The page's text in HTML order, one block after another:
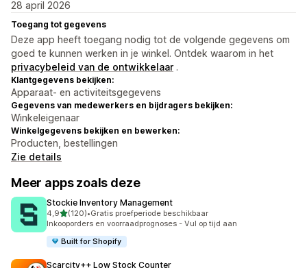
28 april 2026
Toegang tot gegevens
Deze app heeft toegang nodig tot de volgende gegevens om
goed te kunnen werken in je winkel. Ontdek waarom in het
privacybeleid van de ontwikkelaar .
Klantgegevens bekijken:
Apparaat- en activiteitsgegevens
Gegevens van medewerkers en bijdragers bekijken:
Winkeleigenaar
Winkelgegevens bekijken en bewerken:
Producten, bestellingen
Zie details
Meer apps zoals deze
Stockie Inventory Management
4,9van 5 sterren
(120)
120 recensies in totaal
•Gratis proefperiode beschikbaar
Inkooporders en voorraadprognoses - Vul op tijd aan
Built for Shopify
Scarcity++ Low Stock Counter